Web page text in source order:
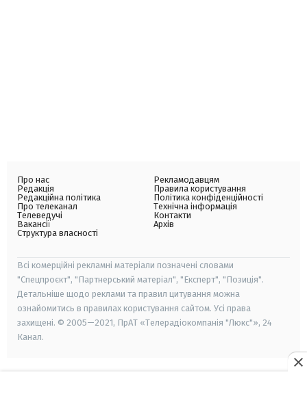
Про нас
Редакція
Редакційна політика
Про телеканал
Телеведучі
Вакансії
Структура власності
Рекламодавцям
Правила користування
Політика конфіденційності
Технічна інформація
Контакти
Архів
Всі комерційні рекламні матеріали позначені словами
"Спецпроєкт", "Партнерський матеріал", "Експерт", "Позиція".
Детальніше щодо реклами та правил цитування можна
ознайомитись в правилах користування сайтом. Усі права
захищені. © 2005—2021, ПрАТ «Телерадіокомпанія "Люкс"», 24
Канал.